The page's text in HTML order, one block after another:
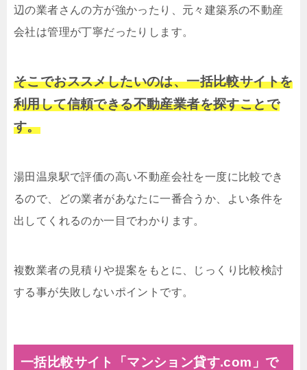
辺の業者さんの方が強かったり、元々建築系の不動産
会社は管理が丁寧だったりします。
そこでおススメしたいのは、一括比較サイトを
利用して信頼できる不動産業者を探すことで
す。
湯田温泉駅で評価の高い不動産会社を一度に比較でき
るので、どの業者があなたに一番合うか、よい条件を
出してくれるのか一目でわかります。
複数業者の見積りや提案をもとに、じっくり比較検討
する事が失敗しないポイントです。
一括比較サイト「マンション貸す.com」で